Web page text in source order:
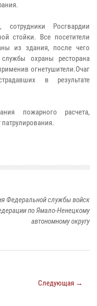
Росгвардии
стойки. Все посетители
из здания, после чего
охраны ресторана
огнетушители.Очаг
в результате
пожарного расчета,
Федеральной службы войск
по Ямало-Ненецкому
автономному округу
Следующая →